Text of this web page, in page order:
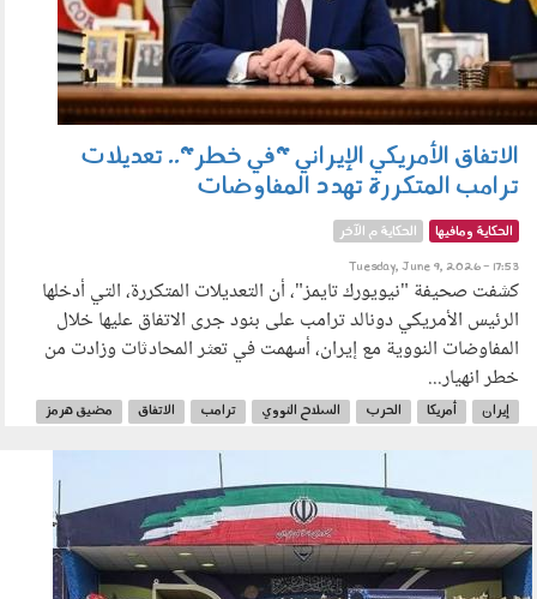
الاتفاق الأمريكي الإيراني "في خطر".. تعديلات
ترامب المتكررة تهدد المفاوضات
الحكاية ومافيها الحكاية م الآخر
Tuesday, June 9, 2026 - 17:53
كشفت صحيفة "نيويورك تايمز"، أن التعديلات المتكررة، التي أدخلها
الرئيس الأمريكي دونالد ترامب على بنود جرى الاتفاق عليها خلال
المفاوضات النووية مع إيران، أسهمت في تعثر المحادثات وزادت من
خطر انهيار...
إيران أمريكا الحرب السلاح النووي ترامب الاتفاق مضيق هرمز
080601.jpg